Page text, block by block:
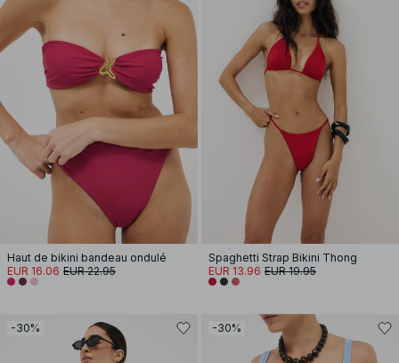
Haut de bikini bandeau ondulé
EUR 16.06 EUR 22.95
Spaghetti Strap Bikini Thong
EUR 13.96 EUR 19.95
-30% -30%